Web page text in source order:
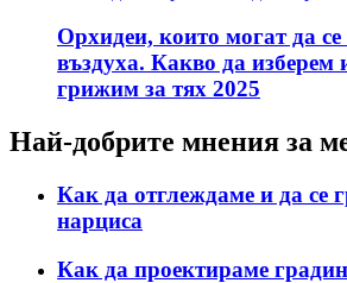
Орхидеи, които могат да
въздуха. Какво да изберем
грижим за тях 2025
Най-добрите мнения за
Как да отглеждаме и да се
нарциса
Как да проектираме